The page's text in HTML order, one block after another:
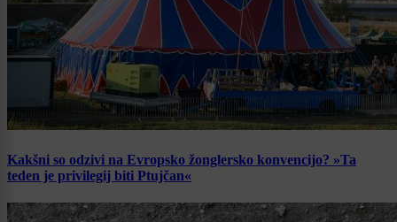
Kakšni so odzivi na Evropsko žonglersko konvencijo? »Ta
teden je privilegij biti Ptujčan«